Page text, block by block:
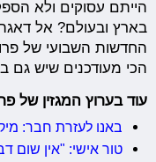
הייתם עסוקים ולא
בארץ ובעולם? אל
החדשות השבועי של
הכי מעודכנים שיש גם
עוד בערוץ המגזין של
באנו לעזרת חבר:
טור אישי: "אין שום